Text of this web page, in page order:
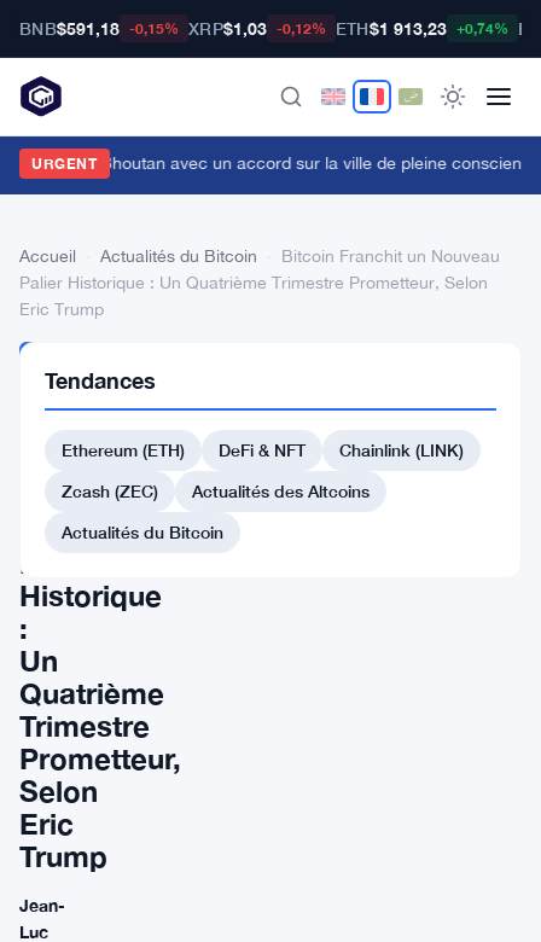
BNB$591,18 -0,15% XRP$1,03 -0,12% ETH$1 913,23 +0,74%
URGENT
vise le Bhoutan avec un accord sur la ville de pleine conscience
Accueil Actualités du Bitcoin
Bitcoin Franchit un Nouveau
Palier Historique : Un Quatrième Trimestre Prometteur, Selon
Eric Trump
DU BITCOIN
Franchit
Nouveau
Palier
Historique
:
Un
Quatrième
Trimestre
Prometteur,
Selon
Eric
Trump
Jean-
Luc
Tendances
Ethereum (ETH) DeFi & NFT
Chainlink (LINK)
Zcash (ZEC)
Actualités des Altcoins
Actualités du Bitcoin